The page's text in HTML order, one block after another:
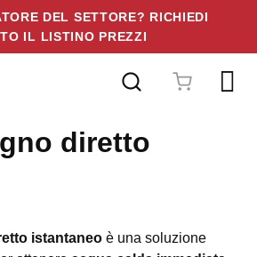
DEL SETTORE? RICHIEDI
IL LISTINO PREZZI
diretto
istantaneo è una soluzione